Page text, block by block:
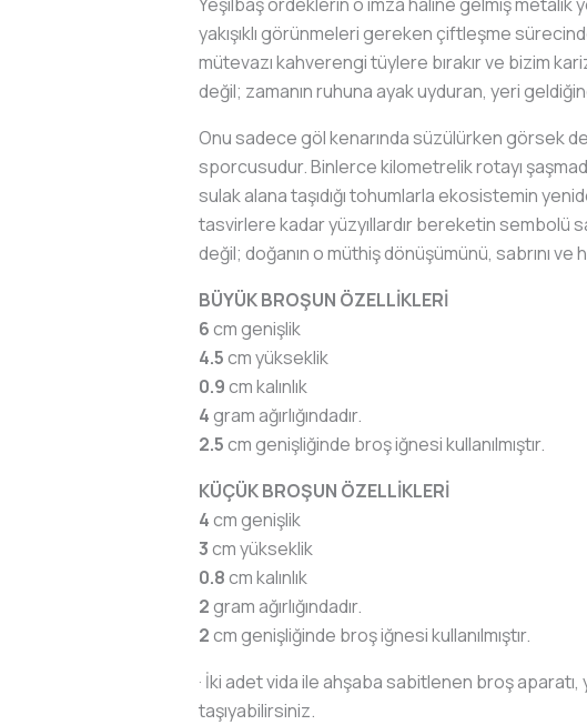
yakışıklı görünmeleri gereken çiftleşme
mütevazı kahverengi tüylere bırakır ve bizim
değil; zamanın ruhuna ayak uyduran, yeri
Onu sadece göl kenarında süzülürken görsek
sporcusudur. Binlerce kilometrelik rotayı
sulak alana taşıdığı tohumlarla ekosistemin
tasvirlere kadar yüzyıllardır bereketin sembolü
değil; doğanın o müthiş dönüşümünü, sabrını
BÜYÜK BROŞUN ÖZELLİKLERİ
6cm genişlik
4.5cm yükseklik
0.9cm kalınlık
4gram ağırlığındadır.
2.5cm genişliğinde broş iğnesi kullanılmıştır.
KÜÇÜK BROŞUN ÖZELLİKLERİ
4cm genişlik
3cm yükseklik
0.8cm kalınlık
2gram ağırlığındadır.
2cm genişliğinde broş iğnesi kullanılmıştır.
· İki adet vida ile ahşaba sabitlenen broş aparatı,
taşıyabilirsiniz.